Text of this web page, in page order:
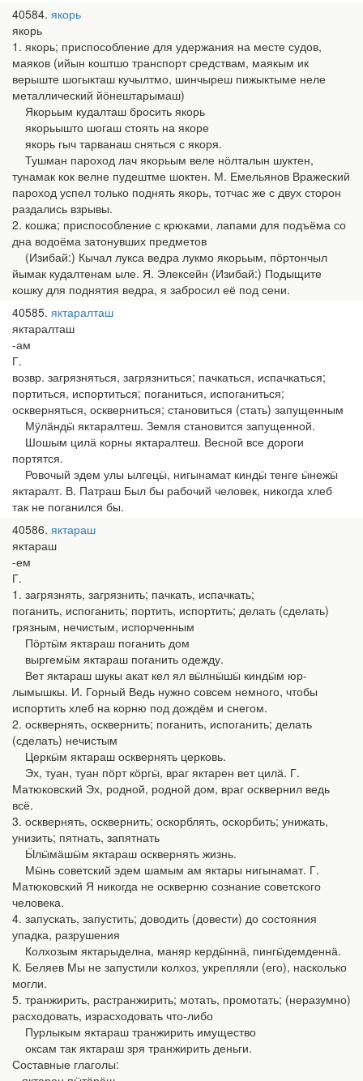
40584 якорь
якорь
1. якорь; приспособление для удержания на месте судов,
маяков (ийын коштшо транспорт средствам, маякым ик
верыште шогыкташ кучылтмо, шинчыреш пижыктыме неле
металлический йӧнештарымаш)
Якорьым кудалташ бросить якорь
якорьышто шогаш стоять на якоре
якорь гыч тарванаш сняться с якоря.
Тушман пароход лач якорьым веле нӧлталын шуктен,
тунамак кок велне пудештме шоктен. М. Емельянов Вражеский
пароход успел только поднять якорь, тотчас же с двух сторон
раздались взрывы.
2. кошка; приспособление с крюками, лапами для подъёма со
дна водоёма затонувших предметов
(Изибай:) Кычал лукса ведра лукмо якорьым, пӧртончыл
йымак кудалтенам ыле. Я. Элексейн (Изибай:) Подыщите
кошку для поднятия ведра, я забросил её под сени.
40585 яктаралташ
яктаралташ
-ам
Г.
возвр. загрязняться, загрязниться; пачкаться, испачкаться;
портиться, испортиться; поганиться, испоганиться;
оскверняться, оскверниться; становиться (стать) запущенным
Мӱлӓндӹ яктаралтеш. Земля становится запущенной.
Шошым цилӓ корны яктаралтеш. Весной все дороги
портятся.
Ровочый эдем улы ылгецӹ, нигынамат киндӹ тенге ӹнежӹ
яктаралт. В. Патраш Был бы рабочий человек, никогда хлеб
так не поганился бы.
40586 яктараш
яктараш
-ем
Г.
1. загрязнять, загрязнить; пачкать, испачкать;
поганить, испоганить; портить, испортить; делать (сделать)
грязным, нечистым, испорченным
Пӧртӹм яктараш поганить дом
выргемӹм яктараш поганить одежду.
Вет яктараш шукы акат кел ял вӹлнӹшӹ киндӹм юр-
лымышкы. И. Горный Ведь нужно совсем немного, чтобы
испортить хлеб на корню под дождём и снегом.
2. осквернять, осквернить; поганить, испоганить; делать
(сделать) нечистым
Церкӹм яктараш осквернять церковь.
Эх, туан, туан пӧрт кӧргӹ, враг яктарен вет цилӓ. Г.
Матюковский Эх, родной, родной дом, враг осквернил ведь
всё.
3. осквернять, осквернить; оскорблять, оскорбить; унижать,
унизить; пятнать, запятнать
Ӹлӹмӓшӹм яктараш осквернять жизнь.
Мӹнь советский эдем шамым ам яктары нигынамат. Г.
Матюковский Я никогда не оскверню сознание советского
человека.
4. запускать, запустить; доводить (довести) до состояния
упадка, разрушения
Колхозым яктарыделна, маняр кердӹннӓ, пингӹдемденнӓ.
К. Беляев Мы не запустили колхоз, укрепляли (его), насколько
могли.
5. транжирить, растранжирить; мотать, промотать; (неразумно)
расходовать, израсходовать что-либо
Пурлыкым яктараш транжирить имущество
оксам так яктараш зря транжирить деньги.
Составные глаголы: